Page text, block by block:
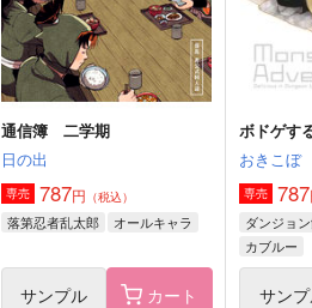
サンプル 作品詳細 サン
通信簿 二学期
日の出
専売 787円 （税込）
落第忍者乱太郎 オールキャラ
サンプル カート
ボドゲす
おきこぼ
専売 787
ダンジョ
カブルー
サン